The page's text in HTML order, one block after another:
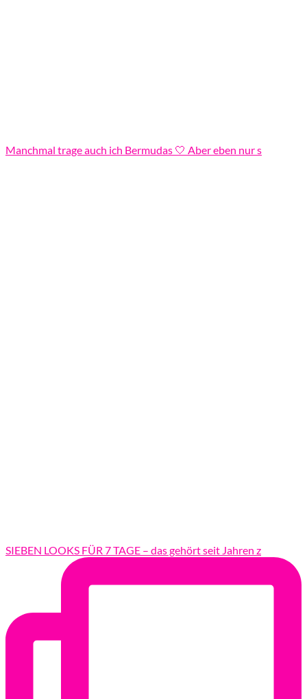
Manchmal trage auch ich Bermudas 🤍 Aber eben nur s
SIEBEN LOOKS FÜR 7 TAGE – das gehört seit Jahren z